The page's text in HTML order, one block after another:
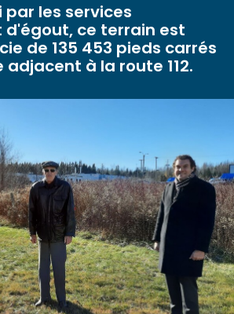
par les services
ce terrain est
de 135 453 pieds carrés
à la route 112.